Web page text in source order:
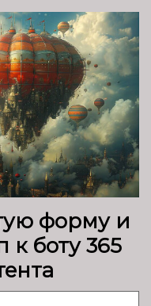
форму и
к боту 365